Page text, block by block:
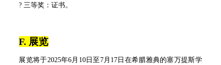
? 三等奖：证书。
F. 展览
展览将于2025年6月10日至7月17日在希腊雅典的塞万提斯学